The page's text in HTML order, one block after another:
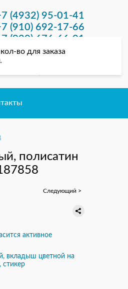
(4932) 95-01-41
(910) 692-17-66
(920) 676-66-01
patriot-iv@mail.ru
полисатин
Следующий >
активное
вкладыш цветной на
стикер
во для заказа